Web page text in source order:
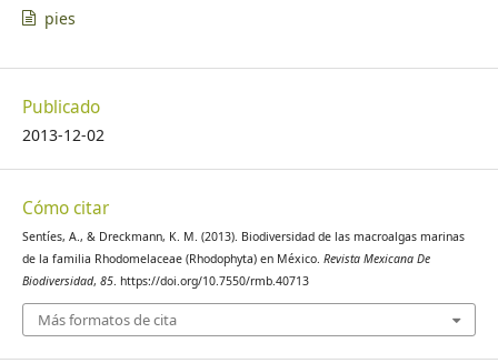
pies
Publicado
2013-12-02
Cómo citar
Sentíes, A., & Dreckmann, K. M. (2013). Biodiversidad de las macroalgas marinas
de la familia Rhodomelaceae (Rhodophyta) en México. Revista Mexicana De
Biodiversidad, 85. https://doi.org/10.7550/rmb.40713
Más formatos de cita